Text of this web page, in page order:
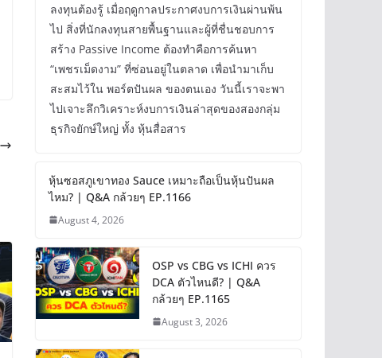
ลงทุนต้องรู้ เมื่อฤดูกาลประกาศงบการเงินผ่านพ้น
ไป สิ่งที่นักลงทุนสายพื้นฐานและผู้ที่ชื่นชอบการ
สร้าง Passive Income ต้องทำคือการค้นหา
“เพชรเม็ดงาม” ที่ซ่อนอยู่ในตลาด เพื่อนำมาเก็บ
สะสมไว้ใน พอร์ตปันผล ของตนเอง วันนี้เราจะพา
ไปเจาะลึกวิเคราะห์งบการเงินล่าสุดของสองกลุ่ม
ธุรกิจยักษ์ใหญ่ ทั้ง หุ้นสื่อสาร
หุ้นซอสภูเขาทอง Sauce เหมาะถือเป็นหุ้นปันผล
ไหม? | Q&A กล้วยๆ EP.1166
August 4, 2026
OSP vs CBG vs ICHI ควร
DCA ตัวไหนดี? | Q&A
กล้วยๆ EP.1165
August 3, 2026